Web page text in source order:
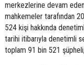
merkezlerine devam
mahkemeler tarafından
524 kişi hakkında
tarihi itibarıyla denetimli
toplam 91 bin 521